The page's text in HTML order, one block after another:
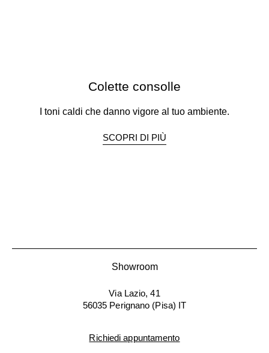
Colette consolle
I toni caldi che danno vigore al tuo ambiente.
SCOPRI DI PIÙ
Showroom
Via Lazio, 41
56035 Perignano (Pisa) IT
Richiedi appuntamento